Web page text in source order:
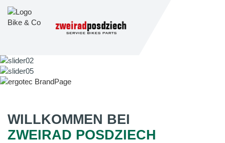
WILLKOMMEN BEI
ZWEIRAD POSDZIECH